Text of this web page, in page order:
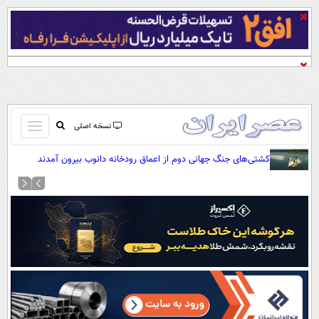
نسخه اصلی
باز
و
کردن
صفحه اول
آرشیو
نظرسنجی
آب و هوا
اوقات شرعی
سواد زندگی
کشتی‌های جنگ جهانی دوم از اعماق رودخانه دانوب بیرون آمدند